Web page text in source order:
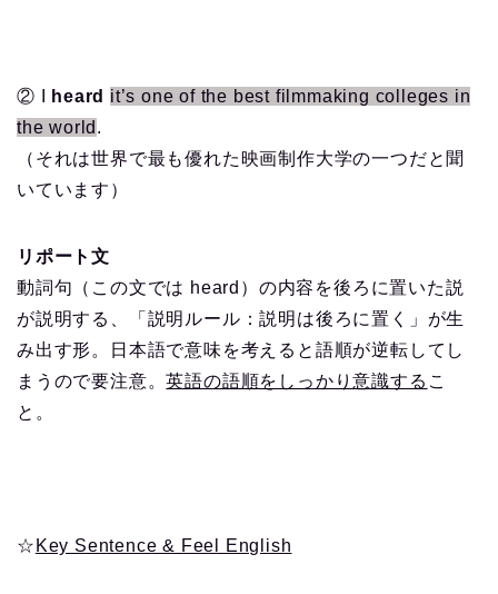
② I heard it’s one of the best filmmaking colleges in
the world .
（それは世界で最も優れた映画制作大学の一つだと聞
いています）
リポート文
動詞句（この文では heard）の内容を後ろに置いた説
が説明する、「説明ルール：説明は後ろに置く」が生
み出す形。日本語で意味を考えると語順が逆転してし
まうので要注意。英語の語順をしっかり意識する こ
と。
☆ Key Sentence & Feel English